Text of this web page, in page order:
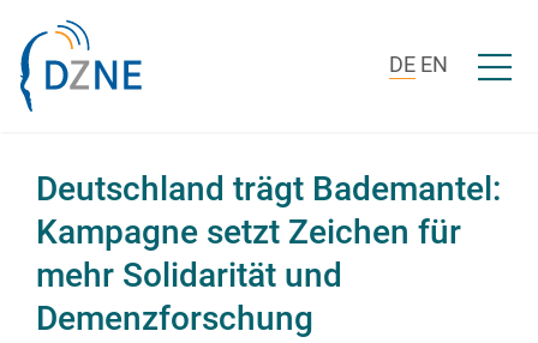
DE EN Menü
Deutschland trägt Bademantel:
Kampagne setzt Zeichen für
mehr Solidarität und
Demenzforschung